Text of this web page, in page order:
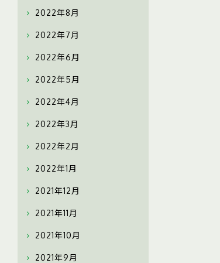
2022年8月
2022年7月
2022年6月
2022年5月
2022年4月
2022年3月
2022年2月
2022年1月
2021年12月
2021年11月
2021年10月
2021年9月